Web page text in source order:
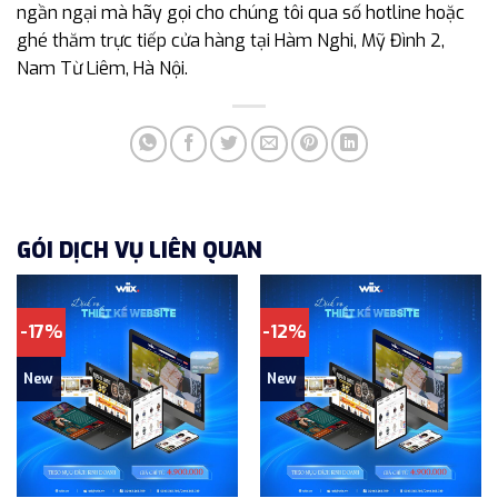
ngần ngại mà hãy gọi cho chúng tôi qua số hotline hoặc
ghé thăm trực tiếp cửa hàng tại Hàm Nghi, Mỹ Đình 2,
Nam Từ Liêm, Hà Nội.
GÓI DỊCH VỤ LIÊN QUAN
-17%
New
-12%
New